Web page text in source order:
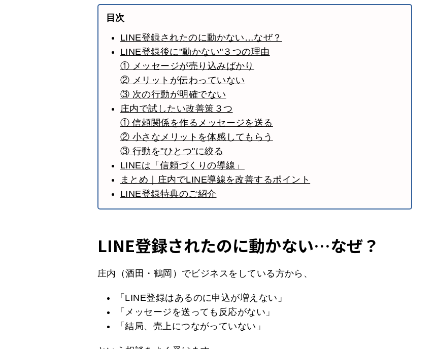
目次
LINE登録されたのに動かない…なぜ？
LINE登録後に"動かない"３つの理由
① メッセージが売り込みばかり
② メリットが伝わっていない
③ 次の行動が明確でない
庄内で試したい改善策３つ
① 信頼関係を作るメッセージを送る
② 小さなメリットを体感してもらう
③ 行動を"ひとつ"に絞る
LINEは「信頼づくりの導線」
まとめ｜庄内でLINE導線を改善するポイント
LINE登録特典のご紹介
LINE登録されたのに動かない…なぜ？
庄内（酒田・鶴岡）でビジネスをしている方から、
「LINE登録はあるのに申込が増えない」
「メッセージを送っても反応がない」
「結局、売上につながっていない」